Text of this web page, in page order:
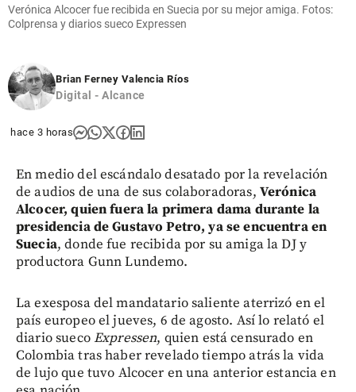
Verónica Alcocer fue recibida en Suecia por su mejor amiga. Fotos:
Colprensa y diarios sueco Expressen
Brian Ferney Valencia Ríos
Digital - Alcance
hace 3 horas
En medio del escándalo desatado por la revelación
de audios de una de sus colaboradoras, Verónica
Alcocer, quien fuera la primera dama durante la
presidencia de Gustavo Petro, ya se encuentra en
Suecia, donde fue recibida por su amiga la DJ y
productora Gunn Lundemo.
La exesposa del mandatario saliente aterrizó en el
país europeo el jueves, 6 de agosto. Así lo relató el
diario suecoExpressen, quien está censurado en
Colombia tras haber revelado tiempo atrás la vida
de lujo que tuvo Alcocer en una anterior estancia en